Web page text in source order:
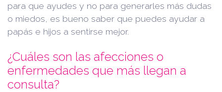
para que ayudes y no para generarles más dudas
o miedos, es bueno saber que puedes ayudar a
papás e hijos a sentirse mejor.
¿Cuáles son las afecciones o
enfermedades que más llegan a
consulta?